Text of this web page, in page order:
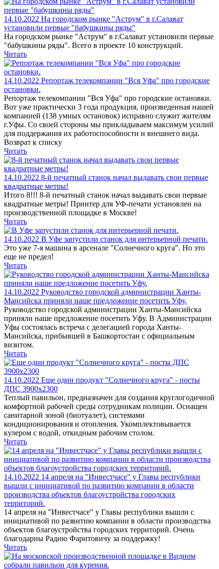
14.10.2022 На городском рынке "Аструм" в г.Салават
установили первые "бабушкины ряды"
На городском рынке "Аструм" в г.Салават установили первые
"бабушкины ряды". Всего в проекте 10 конструкций.
Читать
14.10.2022 Репортаж телекомпании "Вся Уфа" про городские
остановки.
Репортаж телекомпании "Вся Уфа" про городские остановки.
Вот уже практически 3 года продукция, произведенная нашей
компанией (138 умных остановок) исправно служит жителям
г.Уфы. Со своей стороны мы прикладываем максимум усилий
для поддержания их работоспособности и внешнего вида.
Возврат к списку
Читать
14.10.2022 8-й печатный станок начал выдавать свои первые
квадратные метры!
Итого 8!!! 8-й печатный станок начал выдавать свои первые
квадратные метры! Принтер для УФ-печати установлен на
производственной площадке в Москве!
Читать
14.10.2022 В Уфе запустили станок для интерьерной печати.
Это уже 7-я машина в арсенале "Солнечного круга". Но это
еще не предел!
Читать
14.10.2022 Руководство городской администрации Ханты-
Мансийска приняли наше предложение посетить Уфу.
Руководство городской администрации Ханты-Мансийска
приняли наше предложение посетить Уфу. В Администрации
Уфы состоялась встреча с делегацией города Ханты-
Мансийска, прибывшей в Башкортостан с официальным
визитом.
Читать
14.10.2022 Еще один продукт "Солнечного круга" - посты
ДПС 3900х2300
Теплый павильон, предназначен для создания круглогодичной
комфортной рабочей среды сотрудникам полиции. Оснащен
санитарной зоной (биотуалет), системами
кондиционирования и отопления. Укомплектовывается
кулером с водой, откидным рабочим столом.
Читать
14.10.2022 14 апреля на "Инвестчасе" у Главы республики
вышли с инициативой по развитию компании в области
производства объектов благоустройства городских
территорий.
14 апреля на "Инвестчасе" у Главы республики вышли с
инициативой по развитию компании в области производства
объектов благоустройства городских территорий. Очень
благодарны Радию Фаритовичу за поддержку!
Читать